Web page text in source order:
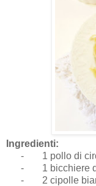
Ingredienti:
-
1 pollo di
-
1 bicchiere
-
2 cipolle